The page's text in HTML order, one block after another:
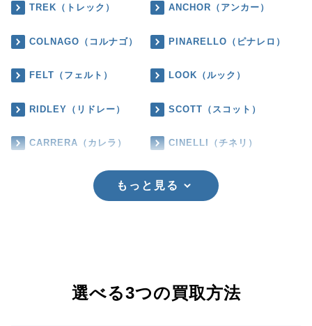
TREK（トレック） ANCHOR（アンカー）
COLNAGO（コルナゴ） PINARELLO（ピナレロ）
FELT（フェルト） LOOK（ルック）
RIDLEY（リドレー） SCOTT（スコット）
CARRERA（カレラ） CINELLI（チネリ）
もっと見る
選べる3つの買取方法